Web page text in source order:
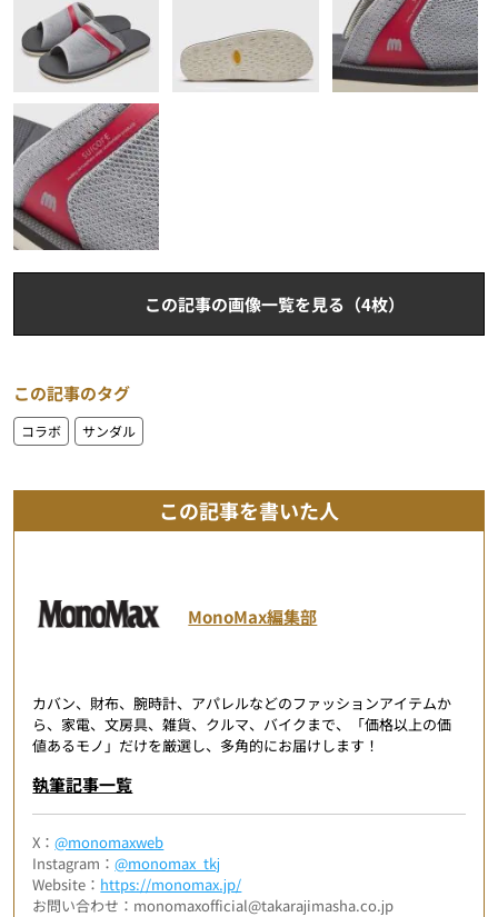
この記事の画像一覧を見る（4枚）
この記事のタグ
コラボ サンダル
この記事を書いた人
MonoMax編集部
カバン、財布、腕時計、アパレルなどのファッションアイテムか
ら、家電、文房具、雑貨、クルマ、バイクまで、「価格以上の価
値あるモノ」だけを厳選し、多角的にお届けします！
執筆記事一覧
X：@monomaxweb
Instagram：@monomax_tkj
Website： https://monomax.jp/
お問い合わせ：monomaxofficial@takarajimasha.co.jp